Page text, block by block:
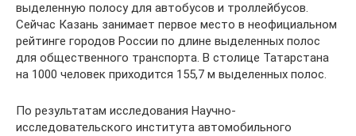
выделенную полосу для автобусов и троллейбусов.
Сейчас Казань занимает первое место в неофициальном
рейтинге городов России по длине выделенных полос
для общественного транспорта. В столице Татарстана
на 1000 человек приходится 155,7 м выделенных полос.
По результатам исследования Научно-
исследовательского института автомобильного